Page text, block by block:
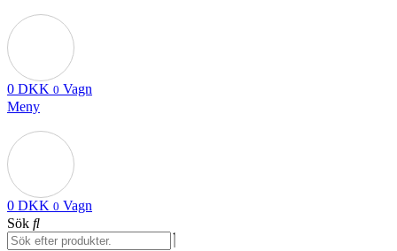
0 DKK 0 Vagn
Meny
0 DKK 0 Vagn
Sök